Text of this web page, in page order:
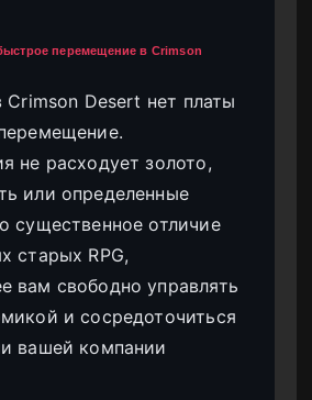
перемещение в Crimson
Crimson Desert нет платы
не расходует золото,
или определенные
существенное отличие
старых RPG,
вам свободно управлять
и сосредоточиться
вашей компании